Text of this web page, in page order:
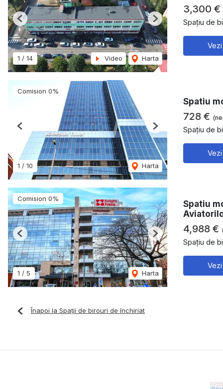
1 / 14 Video Harta
Previous Next
3,300 €
Spațiu de
Comision 0%
1 / 10 Harta
Previous Next
Spatiu
728 €
Spațiu de
Comision 0%
1 / 5 Harta
Previous Next
Spatiu
4,988 €
Spațiu de
Înapoi la Spații de birouri de închiriat